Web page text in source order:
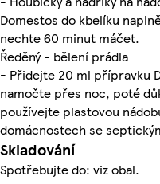
Domestos do kbelíku
nechte 60 minut máčet.
Ředěný - bělení prádla
- Přidejte 20 ml přípravku
namočte přes noc, poté
používejte plastovou
domácnostech se
Skladování
Spotřebujte do: viz obal.